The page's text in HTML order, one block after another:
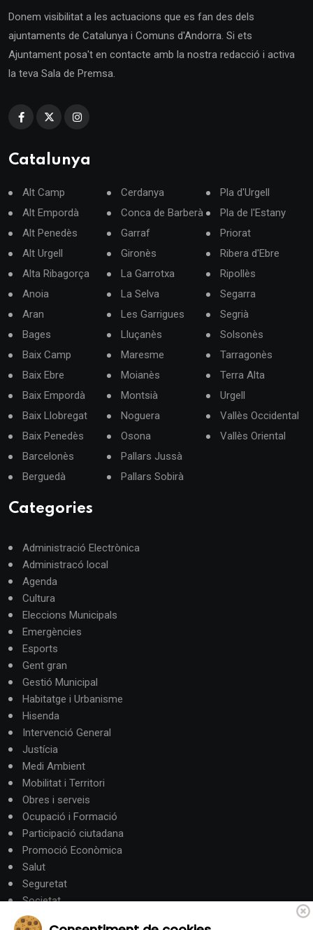
Donem visibilitat a les actuacions que es fan des dels
ajuntaments de Catalunya i Comuns d'Andorra. Si ets
Ajuntament posa't en contacte amb la nostra redacció i activa
la teva Sala de Premsa.
Catalunya
Alt Camp
Alt Empordà
Alt Penedès
Alt Urgell
Alta Ribagorça
Anoia
Aran
Bages
Baix Camp
Baix Ebre
Baix Empordà
Baix Llobregat
Baix Penedès
Barcelonès
Berguedà
Cerdanya
Conca de Barberà
Garraf
Gironès
La Garrotxa
La Selva
Les Garrigues
Lluçanès
Maresme
Moianès
Montsià
Noguera
Osona
Pallars Jussà
Pallars Sobirà
Pla d'Urgell
Pla de l'Estany
Priorat
Ribera d'Ebre
Ripollès
Segarra
Segrià
Solsonès
Tarragonès
Terra Alta
Urgell
Vallès Occidental
Vallès Oriental
Categories
Administració Electrònica
Administracó local
Agenda
Cultura
Eleccions Municipals
Emergències
Esports
Gent gran
Gestió Municipal
Habitatge i Urbanisme
Hisenda
Intervenció General
Justícia
Medi Ambient
Mobilitat i Territori
Obres i serveis
Ocupació i Formació
Participació ciutadana
Promoció Econòmica
Salut
Seguretat
Societat
Turisme